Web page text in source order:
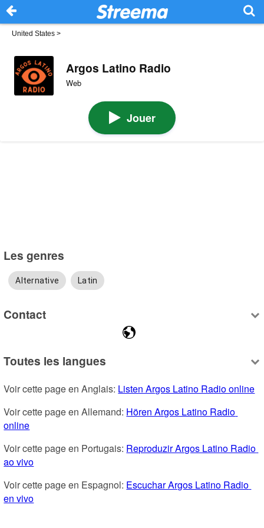
United States >
Argos Latino Radio
Web
Jouer
Les genres
Alternative Latin
Contact
Toutes les langues
Voir cette page en Anglais: Listen Argos Latino Radio online
Voir cette page en Allemand: Hören Argos Latino Radio
online
Voir cette page en Portugais: Reproduzir Argos Latino Radio
ao vivo
Voir cette page en Espagnol: Escuchar Argos Latino Radio
en vivo